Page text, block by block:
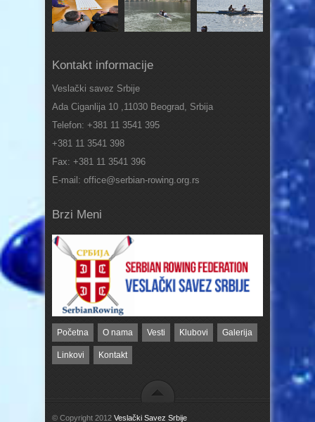
Kontakt informacije
Veslački savez Srbije
Ada Ciganlija 10 ,11030 Beograd, Srbija
Telefon: +381 11 3541 395
+381 11 3541 398
Fax: +381 11 3541 396
E-mail: office@serbian-rowing.org.rs
Brzi Meni
Početna O nama Vesti Klubovi Galerija
Linkovi Kontakt
© Copyright 2012 Veslački Savez Srbije